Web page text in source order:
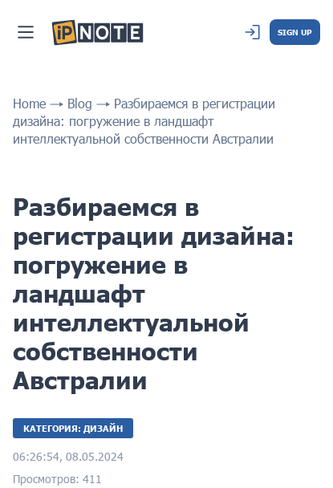
SIGN UP
Home Blog
Разбираемся в регистрации
дизайна: погружение в ландшафт
интеллектуальной собственности Австралии
Разбираемся в
регистрации дизайна:
погружение в
ландшафт
интеллектуальной
собственности
Австралии
КАТЕГОРИЯ: ДИЗАЙН
06:26:54, 08.05.2024
Просмотров: 411